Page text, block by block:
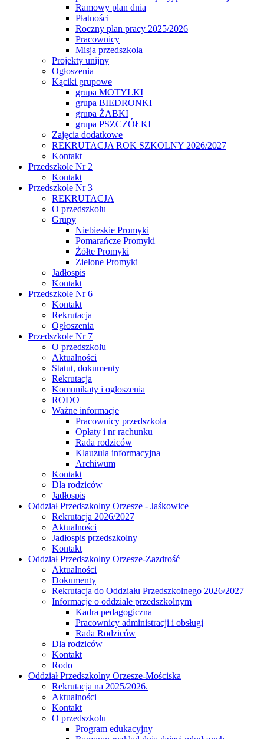
Ramowy plan dnia
Płatności
Roczny plan pracy 2025/2026
Pracownicy
Misja przedszkola
Projekty unijny
Ogłoszenia
Kąciki grupowe
grupa MOTYLKI
grupa BIEDRONKI
grupa ŻABKI
grupa PSZCZÓŁKI
Zajęcia dodatkowe
REKRUTACJA ROK SZKOLNY 2026/2027
Kontakt
Przedszkole Nr 2
Kontakt
Przedszkole Nr 3
REKRUTACJA
O przedszkolu
Grupy
Niebieskie Promyki
Pomarańcze Promyki
Żółte Promyki
Zielone Promyki
Jadłospis
Kontakt
Przedszkole Nr 6
Kontakt
Rekrutacja
Ogłoszenia
Przedszkole Nr 7
O przedszkolu
Aktualności
Statut, dokumenty
Rekrutacja
Komunikaty i ogłoszenia
RODO
Ważne informacje
Pracownicy przedszkola
Opłaty i nr rachunku
Rada rodziców
Klauzula informacyjna
Archiwum
Kontakt
Dla rodziców
Jadłospis
Oddział Przedszkolny Orzesze - Jaśkowice
Rekrutacja 2026/2027
Aktualności
Jadłospis przedszkolny
Kontakt
Oddział Przedszkolny Orzesze-Zazdrość
Aktualności
Dokumenty
Rekrutacja do Oddziału Przedszkolnego 2026/2027
Informacje o oddziale przedszkolnym
Kadra pedagogiczna
Pracownicy administracji i obsługi
Rada Rodziców
Dla rodziców
Kontakt
Rodo
Oddział Przedszkolny Orzesze-Mościska
Rekrutacja na 2025/2026.
Aktualności
Kontakt
O przedszkolu
Program edukacyjny